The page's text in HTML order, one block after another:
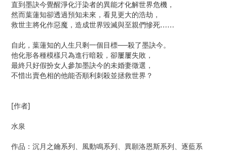
直到墨訣今覺醒淨化汙染者的異能才化解世界危機，
然而葉蓮知卻透過預知未來，看見更大的浩劫，
救世主將化作惡魔，造成世界毀滅與至親們慘死……
自此，葉蓮知的人生只剩一個目標──殺了墨訣今。
他化形各種模樣只為進行暗殺，卻屢屢失敗，
最終只好假扮女人參加墨訣今的未婚妻徵選，
不惜出賣色相的他能否順利刺殺並拯救世界？
[作者]
水泉
作品：沉月之鑰系列、風動鳴系列、異願洛恩斯系列、逐藍系